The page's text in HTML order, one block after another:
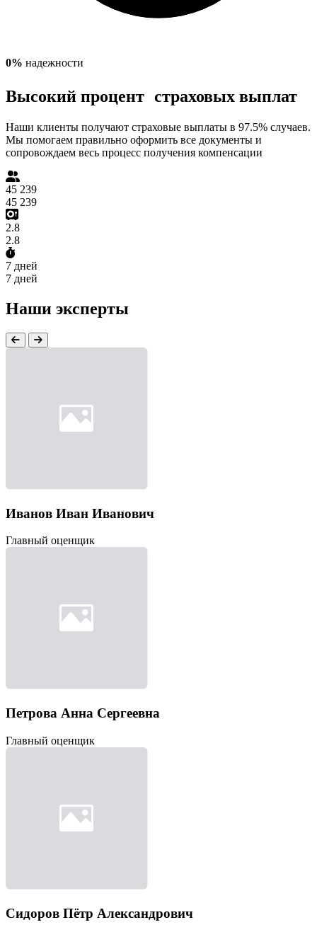
0% надежности
Высокий процент страховых выплат
Наши клиенты получают страховые выплаты в 97.5% случаев.
Мы помогаем правильно оформить все документы и
сопровождаем весь процесс получения компенсации
45 239
45 239
2.8
2.8
7 дней
7 дней
Наши эксперты
Иванов Иван Иванович
Главный оценщик
Петрова Анна Сергеевна
Главный оценщик
Сидоров Пётр Александрович